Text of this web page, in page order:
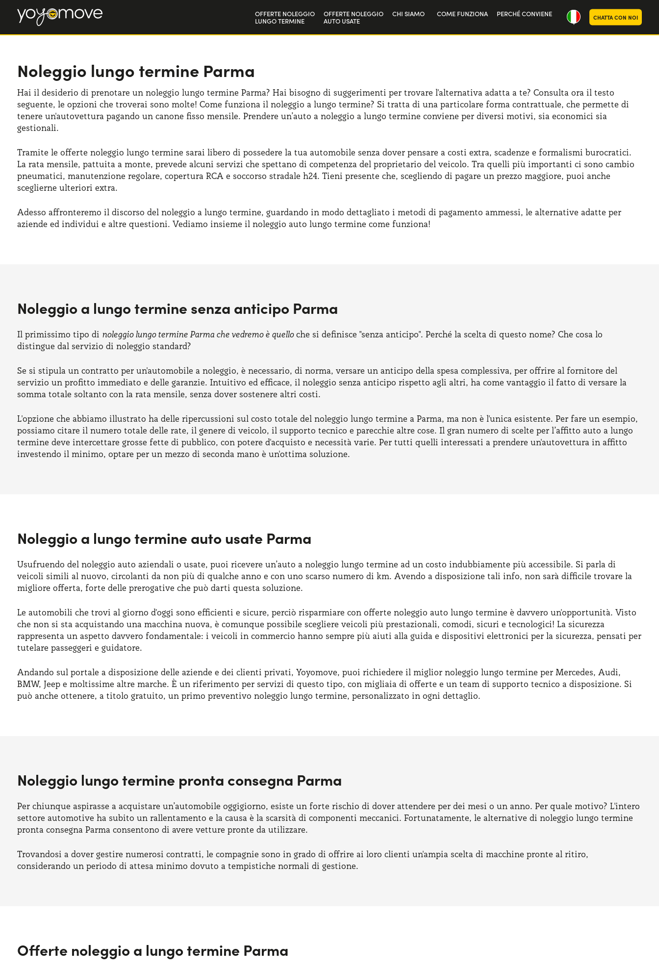
OFFERTE NOLEGGIO
LUNGO TERMINE
OFFERTE NOLEGGIO
AUTO USATE
CHI SIAMO COME FUNZIONA PERCHÉ CONVIENE CHATTA CON NOI
Noleggio lungo termine Parma
Hai il desiderio di prenotare un noleggio lungo termine Parma? Hai bisogno di suggerimenti per trovare l'alternativa adatta a te? Consulta ora il testo
seguente, le opzioni che troverai sono molte! Come funziona il noleggio a lungo termine? Si tratta di una particolare forma contrattuale, che permette di
tenere un'autovettura pagando un canone fisso mensile. Prendere un’auto a noleggio a lungo termine conviene per diversi motivi, sia economici sia
gestionali.
Tramite le offerte noleggio lungo termine sarai libero di possedere la tua automobile senza dover pensare a costi extra, scadenze e formalismi burocratici.
La rata mensile, pattuita a monte, prevede alcuni servizi che spettano di competenza del proprietario del veicolo. Tra quelli più importanti ci sono cambio
pneumatici, manutenzione regolare, copertura RCA e soccorso stradale h24. Tieni presente che, scegliendo di pagare un prezzo maggiore, puoi anche
sceglierne ulteriori extra.
Adesso affronteremo il discorso del noleggio a lungo termine, guardando in modo dettagliato i metodi di pagamento ammessi, le alternative adatte per
aziende ed individui e altre questioni. Vediamo insieme il noleggio auto lungo termine come funziona!
Noleggio a lungo termine senza anticipo Parma
Il primissimo tipo di noleggio lungo termine Parma che vedremo è quelloche si definisce "senza anticipo". Perché la scelta di questo nome? Che cosa lo
distingue dal servizio di noleggio standard?
Se si stipula un contratto per un'automobile a noleggio, è necessario, di norma, versare un anticipo della spesa complessiva, per offrire al fornitore del
servizio un profitto immediato e delle garanzie. Intuitivo ed efficace, il noleggio senza anticipo rispetto agli altri, ha come vantaggio il fatto di versare la
somma totale soltanto con la rata mensile, senza dover sostenere altri costi.
L'opzione che abbiamo illustrato ha delle ripercussioni sul costo totale del noleggio lungo termine a Parma, ma non è l'unica esistente. Per fare un esempio,
possiamo citare il numero totale delle rate, il genere di veicolo, il supporto tecnico e parecchie altre cose. Il gran numero di scelte per l’affitto auto a lungo
termine deve intercettare grosse fette di pubblico, con potere d'acquisto e necessità varie. Per tutti quelli interessati a prendere un'autovettura in affitto
investendo il minimo, optare per un mezzo di seconda mano è un'ottima soluzione.
Noleggio a lungo termine auto usate Parma
Usufruendo del noleggio auto aziendali o usate, puoi ricevere un’auto a noleggio lungo termine ad un costo indubbiamente più accessibile. Si parla di
veicoli simili al nuovo, circolanti da non più di qualche anno e con uno scarso numero di km. Avendo a disposizione tali info, non sarà difficile trovare la
migliore offerta, forte delle prerogative che può darti questa soluzione.
Le automobili che trovi al giorno d'oggi sono efficienti e sicure, perciò risparmiare con offerte noleggio auto lungo termine è davvero un'opportunità. Visto
che non si sta acquistando una macchina nuova, è comunque possibile scegliere veicoli più prestazionali, comodi, sicuri e tecnologici! La sicurezza
rappresenta un aspetto davvero fondamentale: i veicoli in commercio hanno sempre più aiuti alla guida e dispositivi elettronici per la sicurezza, pensati per
tutelare passeggeri e guidatore.
Andando sul portale a disposizione delle aziende e dei clienti privati, Yoyomove, puoi richiedere il miglior noleggio lungo termine per Mercedes, Audi,
BMW, Jeep e moltissime altre marche. È un riferimento per servizi di questo tipo, con migliaia di offerte e un team di supporto tecnico a disposizione. Si
può anche ottenere, a titolo gratuito, un primo preventivo noleggio lungo termine, personalizzato in ogni dettaglio.
Noleggio lungo termine pronta consegna Parma
Per chiunque aspirasse a acquistare un’automobile oggigiorno, esiste un forte rischio di dover attendere per dei mesi o un anno. Per quale motivo? L'intero
settore automotive ha subito un rallentamento e la causa è la scarsità di componenti meccanici. Fortunatamente, le alternative di noleggio lungo termine
pronta consegna Parma consentono di avere vetture pronte da utilizzare.
Trovandosi a dover gestire numerosi contratti, le compagnie sono in grado di offrire ai loro clienti un'ampia scelta di macchine pronte al ritiro,
considerando un periodo di attesa minimo dovuto a tempistiche normali di gestione.
Offerte noleggio a lungo termine Parma